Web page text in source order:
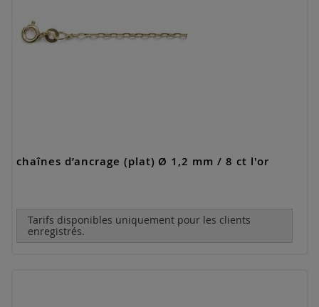
chaînes d’ancrage (plat) Ø 1,2 mm / 8 ct l'or
Tarifs disponibles uniquement pour les clients
enregistrés.